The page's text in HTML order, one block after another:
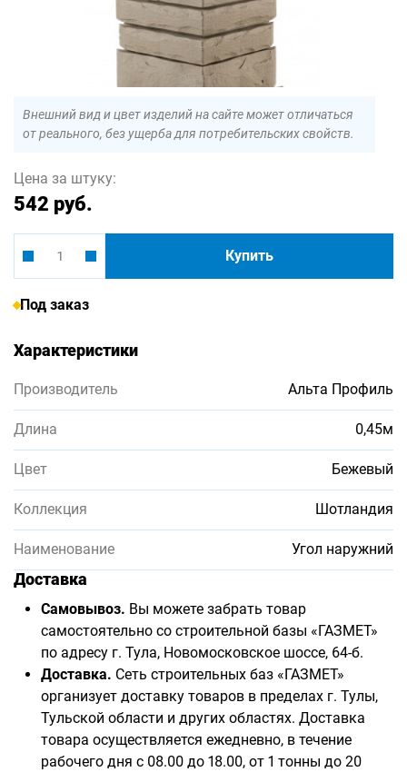
Внешний вид и цвет изделий на сайте может отличаться
от реального, без ущерба для потребительских свойств.
Цена за штуку:
542 руб.
Купить
Под заказ
Характеристики
Производитель Альта Профиль
Длина 0,45м
Цвет Бежевый
Коллекция Шотландия
Наименование Угол наружний
Доставка
Самовывоз. Вы можете забрать товар
самостоятельно со строительной базы «ГАЗМЕТ»
по адресу г. Тула, Новомосковское шоссе, 64-б.
Доставка. Сеть строительных баз «ГАЗМЕТ»
организует доставку товаров в пределах г. Тулы,
Тульской области и других областях. Доставка
товара осуществляется ежедневно, в течение
рабочего дня с 08.00 до 18.00, от 1 тонны до 20